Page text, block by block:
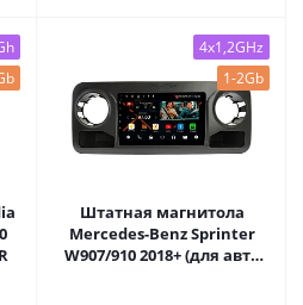
4x1,2GHz
1-2Gb
Штатная магнитола
Mercedes-Benz Sprinter
W907/910 2018+ (для авто